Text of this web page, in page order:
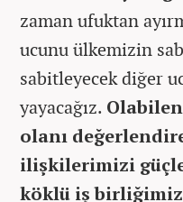
zaman ufuktan
ucunu ülkemizin
sabitleyecek diğer
yayacağız.
olanı
ilişkilerimizi
köklü iş